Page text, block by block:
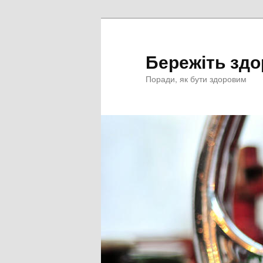
Бережіть
Поради, як бути здоровим